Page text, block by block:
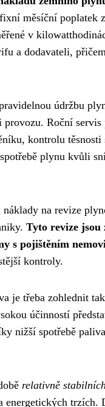
měsíční
v
a dodavateli,
údržbu
provozu. Roční
kontrolu
plynu kvůli
na revize
Tyto revize jsou
s pojištěním
kontroly.
je třeba zohlednit
účinností
nižší spotřebě
relativně
energetických